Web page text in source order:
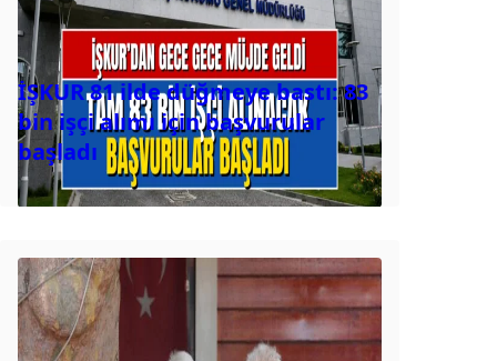
İŞKUR 81 ilde düğmeye bastı: 83
bin işçi alımı için başvurular
başladı